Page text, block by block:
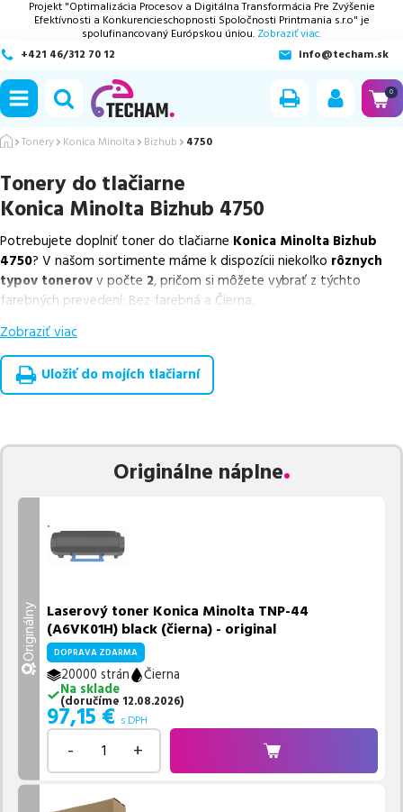
Projekt "Optimalizácia Procesov a Digitálna Transformácia Pre Zvýšenie
Efektívnosti a Konkurencieschopnosti Spoločnosti Printmania s.r.o" je
spolufinancovaný Európskou úniou. Zobraziť viac.
+421 46/312 70 12
info@techam.sk
0
Tonery Konica Minolta Bizhub 4750
Tonery do tlačiarne
Konica Minolta Bizhub 4750
Potrebujete doplniť toner do tlačiarne Konica Minolta Bizhub
4750? V našom sortimente máme k dispozícii niekoľko rôznych
typov tonerovv počte 2, pričom si môžete vybrať z týchto
farebných prevedení: Bez farebná a Čierna.
Z uvedeného množstva dostupných náplní
náplnev počte2ks.
Celá táto certifikovaná ponuka, spĺňajúca normy ISO 9001 a 14001,
Vieme, že pri nákupe zohráva dôležitú úlohu aj dostupnosť. Preto
pravidelne naskladňovať produkty, aby boli ihneď k
dispozícii na odoslanie.
Ak si pri výbere nie ste istí, ktoré riešenie je pre vaše potreby
sme vám pomohli vybrať to najlepšie riešenie.
Zobraziť viac
Uložiť do mojích tlačiarní
Originálne náplne
Originálny Laserový toner Konica Minolta TNP-44
(A6VK01H) black (čierna) - original
DOPRAVA ZDARMA
20000 strán
Čierna
Na sklade
(doručíme 12.08.2026)
97,15 € s DPH
- +